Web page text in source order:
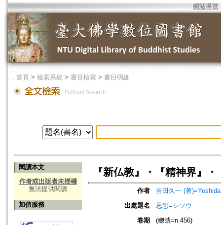
網站導覽
． 首頁 > 檢索系統 > 書目檢索 > 書目明細
閱讀本文
作者或出版者未授權
無法提供閱讀
加值服務
『新仏教』・『精神界』
作者
吉田久一 (著
出處題名
思想=シソウ
卷期
(總號=n.456)